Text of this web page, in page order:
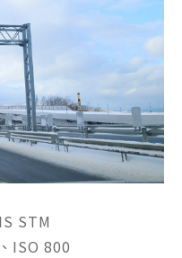
STM
ISO 800